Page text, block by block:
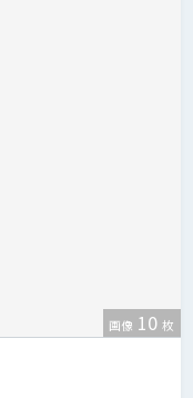
画像 10 枚